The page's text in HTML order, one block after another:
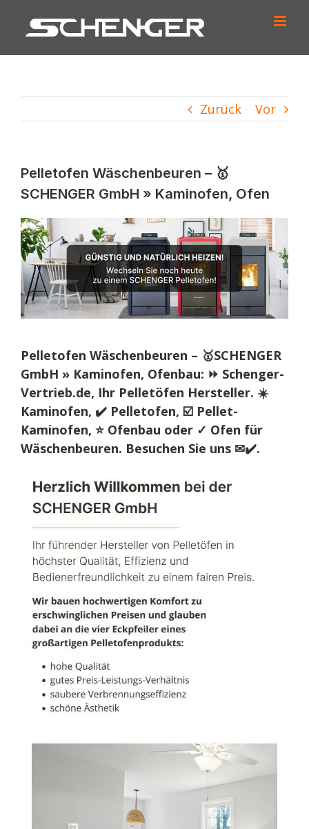
Inhalt
Zurück Vor
Pelletofen Wäschenbeuren – 🥇
SCHENGER GmbH » Kaminofen, Ofen
Pelletofen Wäschenbeuren – 🥇SCHENGER
GmbH » Kaminofen, Ofenbau: ⏩ Schenger-
Vertrieb.de, Ihr Pelletöfen Hersteller. ☀️
Kaminofen, ✔️ Pelletofen, ☑️ Pellet-
Kaminofen, ⭐ Ofenbau oder ✓ Ofen für
Wäschenbeuren. Besuchen Sie uns ✉✔️.